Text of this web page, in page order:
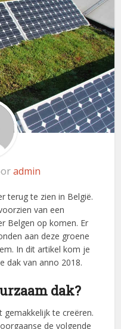
admin
terug te zien in België.
van een
Belgen op komen. Er
aan deze groene
In dit artikel kom je
dak van anno 2018.
dak?
gemakkelijk te creëren.
de volgende